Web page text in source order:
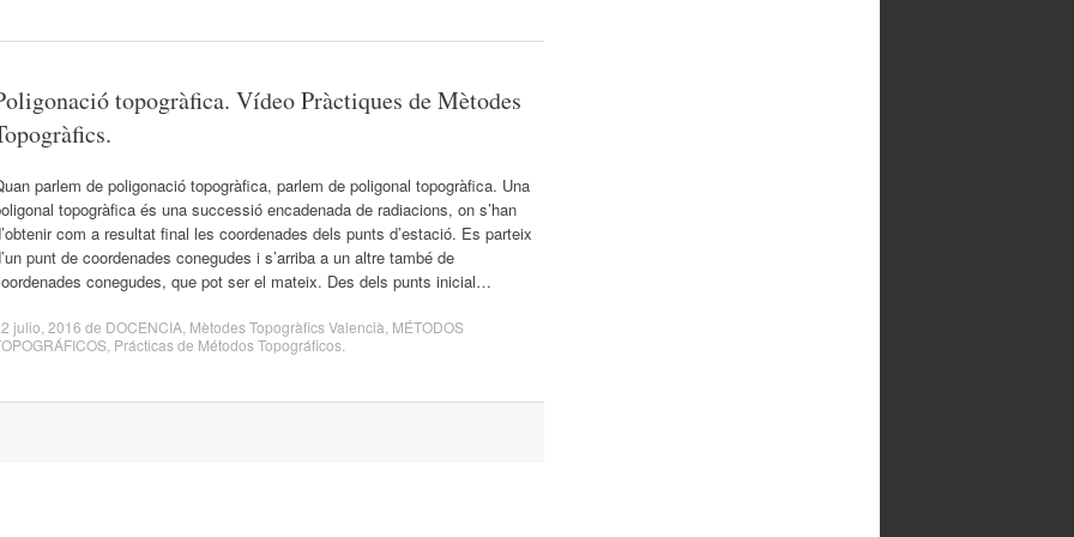
topogràfica. Vídeo Pràctiques de Mètodes
parlem de poligonació topogràfica, parlem de poligonal topogràfica. Una
topogràfica és una successió encadenada de radiacions, on s’han
com a resultat final les coordenades dels punts d’estació. Es parteix
punt de coordenades conegudes i s’arriba a un altre també de
conegudes, que pot ser el mateix. Des dels punts inicial…
julio, 2016 de DOCENCIA Mètodes Topogràfics Valencià MÉTODOS
Prácticas de Métodos Topográficos